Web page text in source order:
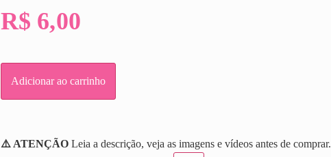
R$ 6,00
Adicionar ao carrinho
⚠️ ATENÇÃO Leia a descrição, veja as imagens e vídeos antes de comprar.